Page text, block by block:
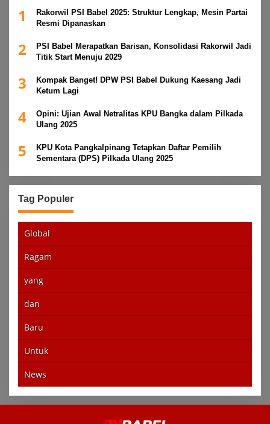
1
Rakorwil PSI Babel 2025: Struktur Lengkap, Mesin Partai
Resmi Dipanaskan
2
PSI Babel Merapatkan Barisan, Konsolidasi Rakorwil Jadi
Titik Start Menuju 2029
3
Kompak Banget! DPW PSI Babel Dukung Kaesang Jadi
Ketum Lagi
4
Opini: Ujian Awal Netralitas KPU Bangka dalam Pilkada
Ulang 2025
5
KPU Kota Pangkalpinang Tetapkan Daftar Pemilih
Sementara (DPS) Pilkada Ulang 2025
Tag Populer
Global
Ragam
yang
dan
Baru
Untuk
News